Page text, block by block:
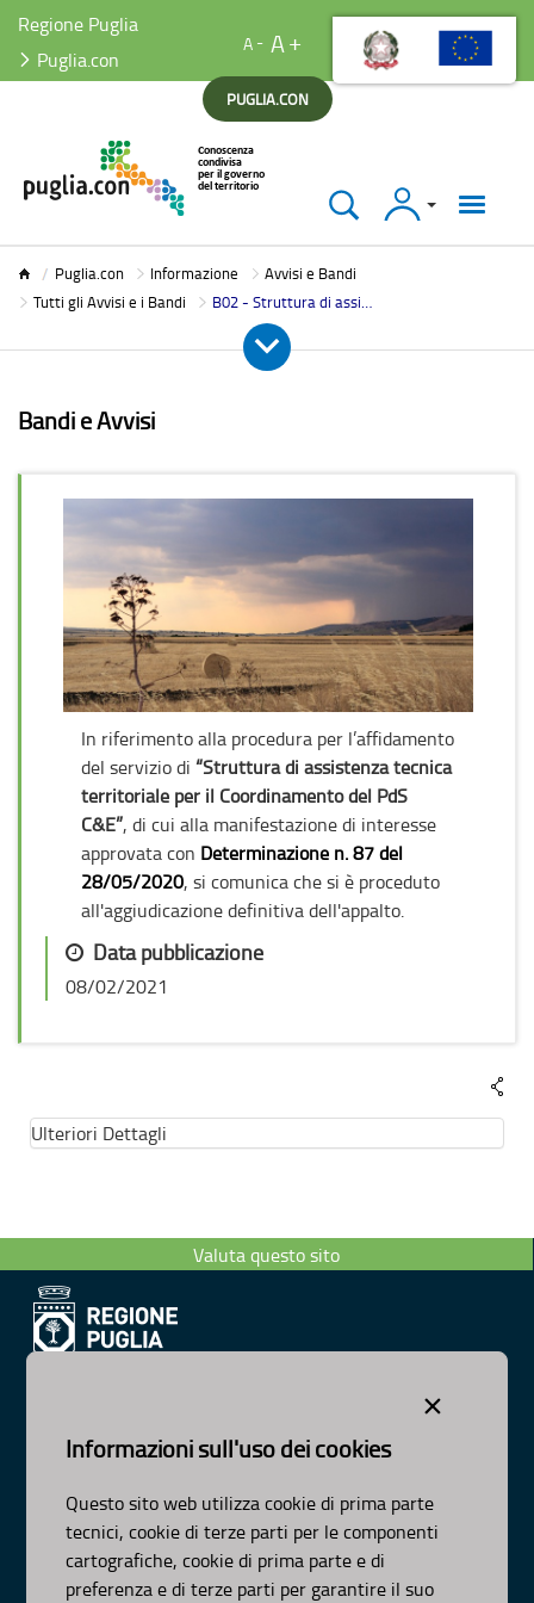
×
Informazioni sull'uso dei cookies
Questo sito web utilizza cookie di prima parte
tecnici, cookie di terze parti per le componenti
cartografiche, cookie di prima parte e di
preferenza e di terze parti per garantire il suo
Regione Puglia
Puglia.con
A A
PUGLIA.CON
Accedi
Puglia.con Informazione
Avvisi e Bandi
Tutti gli Avvisi e i Bandi
B02 - Struttura di assistenza tecnica territoriale per il Coordinamento del PdS C&E, AGGIUDICAZIONE
Bandi e Avvisi
In riferimento alla procedura per l’affidamento
del servizio di “Struttura di assistenza tecnica
territoriale per il Coordinamento del PdS
C&E”, di cui alla manifestazione di interesse
approvata con Determinazione n. 87 del
28/05/2020, si comunica che si è proceduto
all'aggiudicazione definitiva dell'appalto.
Data pubblicazione
08/02/2021
Ulteriori Dettagli
Valuta questo sito
© Regione Puglia
XI-Az-11.1